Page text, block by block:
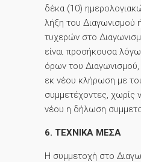
δέκα (10)
λήξη του Διαγωνισμού
τυχερών στο
είναι προσήκουσα
όρων του Διαγωνισμού,
εκ νέου κλήρωση με
συμμετέχοντες, χωρίς
νέου η δήλωση
6. ΤΕΧΝΙΚΑ ΜΕΣΑ
Η συμμετοχή στο